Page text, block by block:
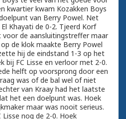
kwartier kwam Kozakken Boys
van Berry Powel. Net
Khayati de 0-2. Tjeerd Korf
de aansluitingstreffer maar
de klok maakte Berry Powel
hij de eindstand 1-3 op het
bij FC Lisse en verloor met 2-0.
helft op voorsprong door een
was of de bal wel of niet
van Kraay had het laatste
het een doelpunt was. Hoek
maar was nooit serieus.
nog de 2-0. Hoek